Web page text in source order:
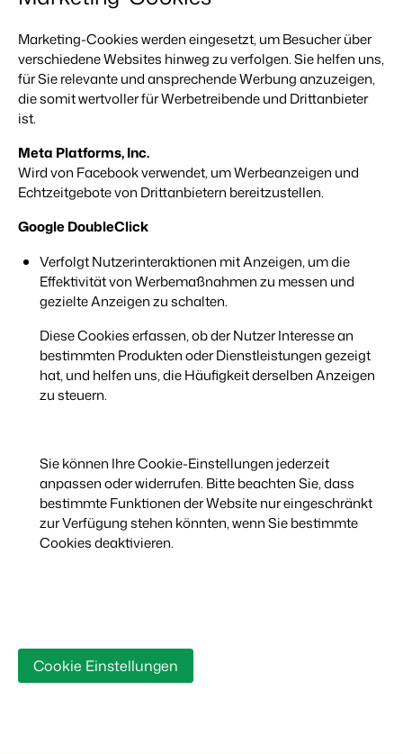
Marketing-Cookies werden eingesetzt, um Besucher über
verschiedene Websites hinweg zu verfolgen. Sie helfen uns,
für Sie relevante und ansprechende Werbung anzuzeigen,
die somit wertvoller für Werbetreibende und Drittanbieter
ist.
Meta Platforms, Inc.
Wird von Facebook verwendet, um Werbeanzeigen und
Echtzeitgebote von Drittanbietern bereitzustellen.
Google DoubleClick
Verfolgt Nutzerinteraktionen mit Anzeigen, um die
Effektivität von Werbemaßnahmen zu messen und
gezielte Anzeigen zu schalten.
Diese Cookies erfassen, ob der Nutzer Interesse an
bestimmten Produkten oder Dienstleistungen gezeigt
hat, und helfen uns, die Häufigkeit derselben Anzeigen
zu steuern.
Sie können Ihre Cookie-Einstellungen jederzeit
anpassen oder widerrufen. Bitte beachten Sie, dass
bestimmte Funktionen der Website nur eingeschränkt
zur Verfügung stehen könnten, wenn Sie bestimmte
Cookies deaktivieren.
Cookie Einstellungen